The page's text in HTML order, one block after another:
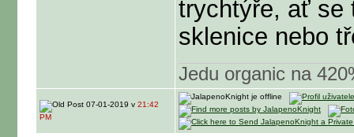
trychtýře, ať se
sklenice nebo
Jedu organic na
07-01-2019 v 21:42
PM